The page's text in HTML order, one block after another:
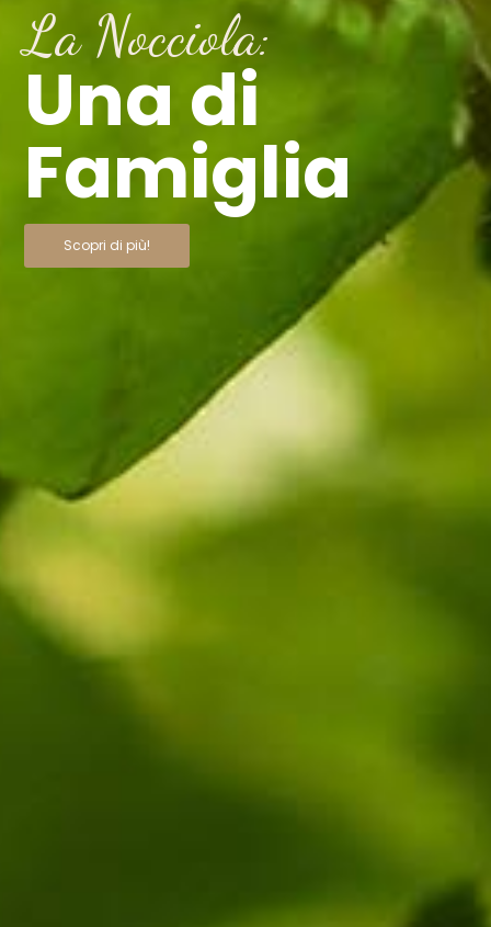
La Nocciola:
Una di
Famiglia
Scopri di più!